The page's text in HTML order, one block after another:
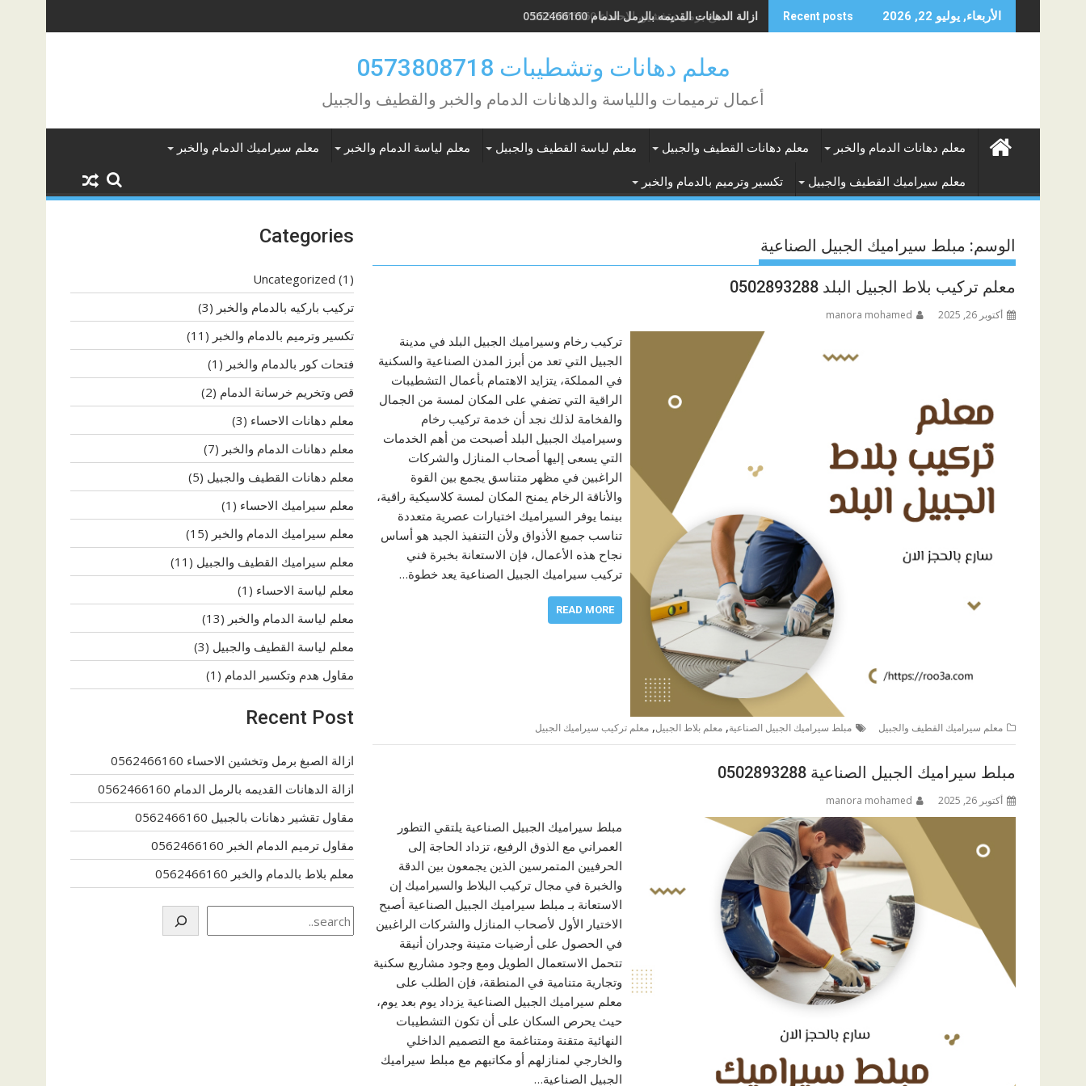
to
الأربعاء, يوليو 22, 2026 Recent posts ازالة الدهانات القديمه بالرمل الدمام 0562466160
معلم دهانات وتشطيبات 0573808718
أعمال ترميمات واللياسة والدهانات الدمام والخبر والقطيف والجبيل
معلم دهانات الدمام والخبر معلم دهانات القطيف والجبيل معلم لياسة القطيف والجبيل معلم لياسة الدمام والخبر معلم سيراميك الدمام والخبر
معلم سيراميك القطيف والجبيل تكسير وترميم بالدمام والخبر
الوسم: مبلط سيراميك الجبيل الصناعية
معلم تركيب بلاط الجبيل البلد 0502893288
أكتوبر 26, 2025 manora mohamed
تركيب رخام وسيراميك الجبيل البلد في مدينة
الجبيل التي تعد من أبرز المدن الصناعية والسكنية
في المملكة، يتزايد الاهتمام بأعمال التشطيبات
الراقية التي تضفي على المكان لمسة من الجمال
والفخامة لذلك نجد أن خدمة تركيب رخام
وسيراميك الجبيل البلد أصبحت من أهم الخدمات
التي يسعى إليها أصحاب المنازل والشركات
الراغبين في مظهر متناسق يجمع بين القوة
والأناقة الرخام يمنح المكان لمسة كلاسيكية راقية،
بينما يوفر السيراميك اختيارات عصرية متعددة
تناسب جميع الأذواق ولأن التنفيذ الجيد هو أساس
نجاح هذه الأعمال، فإن الاستعانة بخبرة فني
تركيب سيراميك الجبيل الصناعية يعد خطوة…
READ MORE
معلم سيراميك القطيف والجبيل مبلط سيراميك الجبيل الصناعية, معلم بلاط الجبيل, معلم تركيب سيراميك الجبيل
مبلط سيراميك الجبيل الصناعية 0502893288
أكتوبر 26, 2025 manora mohamed
مبلط سيراميك الجبيل الصناعية يلتقي التطور
العمراني مع الذوق الرفيع، تزداد الحاجة إلى
الحرفيين المتمرسين الذين يجمعون بين الدقة
والخبرة في مجال تركيب البلاط والسيراميك إن
الاستعانة بـ مبلط سيراميك الجبيل الصناعية أصبح
الاختيار الأول لأصحاب المنازل والشركات الراغبين
في الحصول على أرضيات متينة وجدران أنيقة
تتحمل الاستعمال الطويل ومع وجود مشاريع سكنية
وتجارية متنامية في المنطقة، فإن الطلب على
معلم سيراميك الجبيل الصناعية يزداد يوم بعد يوم،
حيث يحرص السكان على أن تكون التشطيبات
النهائية متقنة ومتناغمة مع التصميم الداخلي
والخارجي لمنازلهم أو مكاتبهم مع مبلط سيراميك
الجبيل الصناعية…
Categories
Uncategorized (1)
تركيب باركيه بالدمام والخبر (3)
تكسير وترميم بالدمام والخبر (11)
فتحات كور بالدمام والخبر (1)
قص وتخريم خرسانة الدمام (2)
معلم دهانات الاحساء (3)
معلم دهانات الدمام والخبر (7)
معلم دهانات القطيف والجبيل (5)
معلم سيراميك الاحساء (1)
معلم سيراميك الدمام والخبر (15)
معلم سيراميك القطيف والجبيل (11)
معلم لياسة الاحساء (1)
معلم لياسة الدمام والخبر (13)
معلم لياسة القطيف والجبيل (3)
مقاول هدم وتكسير الدمام (1)
Recent Post
ازالة الصبغ برمل وتخشين الاحساء 0562466160
ازالة الدهانات القديمه بالرمل الدمام 0562466160
مقاول تقشير دهانات بالجبيل 0562466160
مقاول ترميم الدمام الخبر 0562466160
معلم بلاط بالدمام والخبر 0562466160
Search